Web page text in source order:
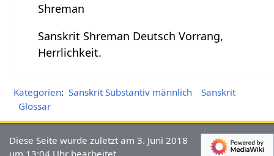
Shreman
Sanskrit Shreman Deutsch Vorrang,
Herrlichkeit.
Kategorien: Sanskrit Substantiv männlich
Sanskrit
Glossar
Diese Seite wurde zuletzt am 3. Juni 2018
um 13:04 Uhr bearbeitet.